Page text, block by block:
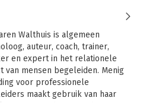
Walthuis is algemeen
auteur, coach, trainer,
en expert in het relationele
van mensen begeleiden. Menig
voor professionele
maakt gebruik van haar